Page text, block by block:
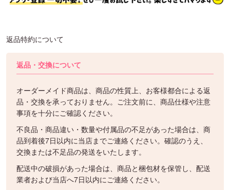
返品特約について
返品・交換について
オーダーメイド商品は、商品の性質上、お客様都合による返
品・交換を承っておりません。ご注文前に、商品仕様や注意
事項を十分にご確認ください。
不良品・商品違い・数量や付属品の不足があった場合は、商
品到着後7日以内に当店までご連絡ください。確認のうえ、
交換または不足品の発送をいたします。
配送中の破損があった場合は、商品と梱包材を保管し、配送
業者および当店へ7日以内にご連絡ください。